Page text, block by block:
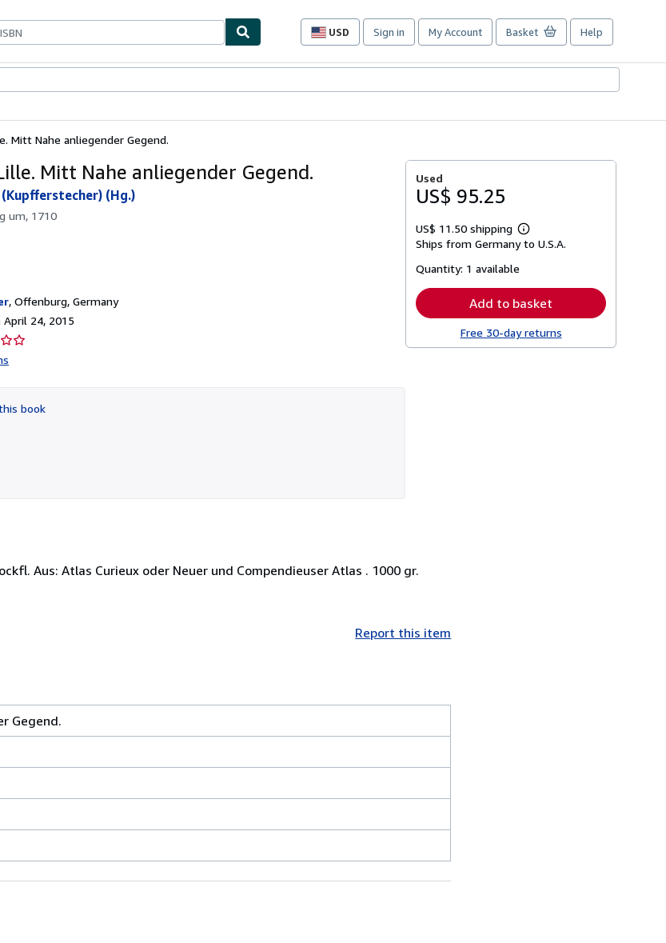
USD
Site
preferences
Sign in My Account Basket Help
Mitt Nahe anliegender Gegend.
Mitt Nahe anliegender Gegend.
(Hg.)
um, 1710
, Offenburg, Germany
April 24, 2015
book
Used
US$ 95.25
US$ 11.50 shipping
Learn
more
Ships from Germany to U.S.A.
Quantity: 1 available
Add to basket
Free 30-day returns
Aus: Atlas Curieux oder Neuer und Compendieuser Atlas . 1000 gr.
Report this item
Gegend.